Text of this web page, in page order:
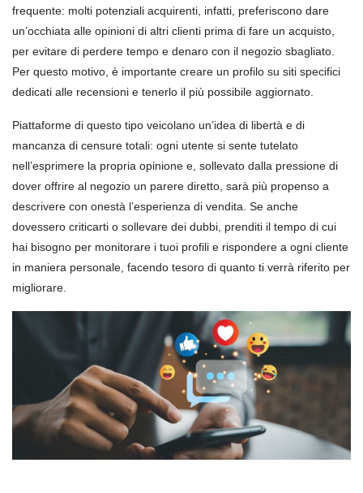
frequente: molti potenziali acquirenti, infatti, preferiscono dare
un’occhiata alle opinioni di altri clienti prima di fare un acquisto,
per evitare di perdere tempo e denaro con il negozio sbagliato.
Per questo motivo, è importante creare un profilo su siti specifici
dedicati alle recensioni e tenerlo il più possibile aggiornato.
Piattaforme di questo tipo veicolano un’idea di libertà e di
mancanza di censure totali: ogni utente si sente tutelato
nell’esprimere la propria opinione e, sollevato dalla pressione di
dover offrire al negozio un parere diretto, sarà più propenso a
descrivere con onestà l’esperienza di vendita. Se anche
dovessero criticarti o sollevare dei dubbi, prenditi il tempo di cui
hai bisogno per monitorare i tuoi profili e rispondere a ogni cliente
in maniera personale, facendo tesoro di quanto ti verrà riferito per
migliorare.